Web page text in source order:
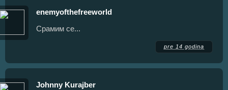
enemyofthefreeworld
Срамим се...
pre 14 godina
Johnny Kurajber